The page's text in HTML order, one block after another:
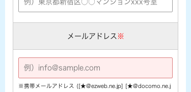
メールアドレス ※
※携帯メールアドレス ([★@ezweb.ne.jp] [★@docomo.ne.j